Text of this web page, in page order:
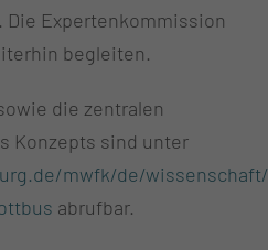
Expertenkommission
begleiten.
die zentralen
Konzepts sind unter
mwfk/de/
abrufbar.